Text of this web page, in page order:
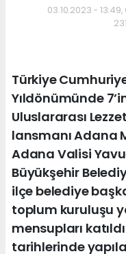
03.10.2023 -
Türkiye
Yıldönümünde
Uluslararası
lansmanı Adana
Adana Valisi
Büyükşehir
ilçe belediye
toplum kuruluşu
mensupları
tarihlerinde